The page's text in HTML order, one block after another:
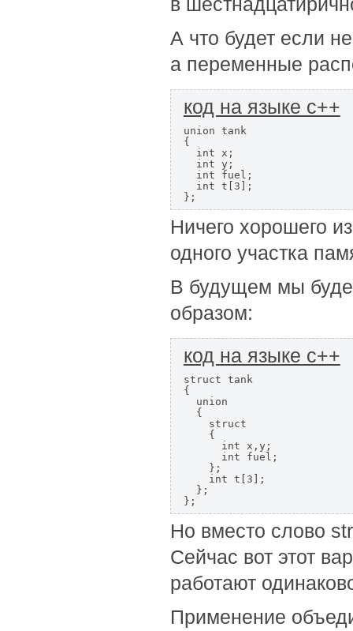
А что будет если
а переменные
код на языке с++
union tank
{
  int x;
  int y;
  int fuel;
  int t[3];
};
Ничего хорошего
одного участка
В будущем мы
образом:
код на языке с++
struct tank
{
  union
  {
    struct
    {
      int x,y;
      int fuel;
    };
    int t[3];
  };
};
Но вместо слово
Сейчас вот этот
работают
Применение